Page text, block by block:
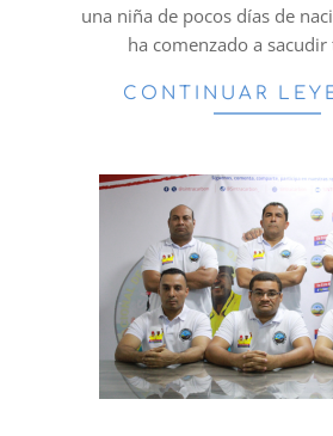
una niña de pocos días de
ha comenzado a
CONTINUAR